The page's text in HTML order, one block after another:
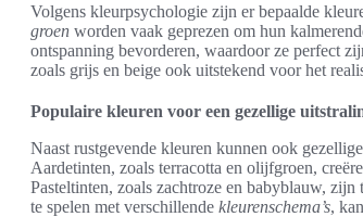
Volgens kleurpsychologie zijn er bepaalde
groen worden vaak geprezen om hun
ontspanning bevorderen, waardoor ze perfect
zoals grijs en beige ook uitstekend voor het
Populaire kleuren voor een gezellige
Naast rustgevende kleuren kunnen ook
Aardetinten, zoals terracotta en olijfgroen,
Pasteltinten, zoals zachtroze en babyblauw,
te spelen met verschillende kleurenschema’s,